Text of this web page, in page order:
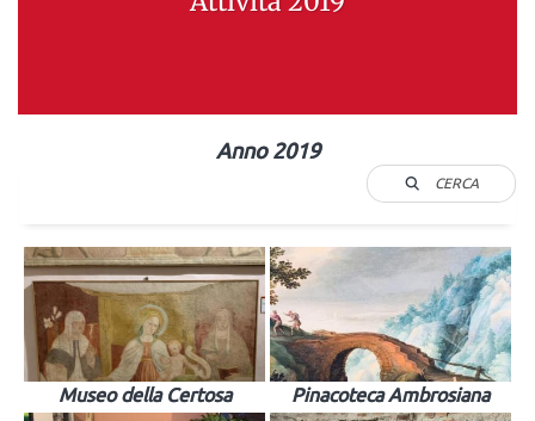
Anno 2019
CERCA
Museo della Certosa Pinacoteca Ambrosiana